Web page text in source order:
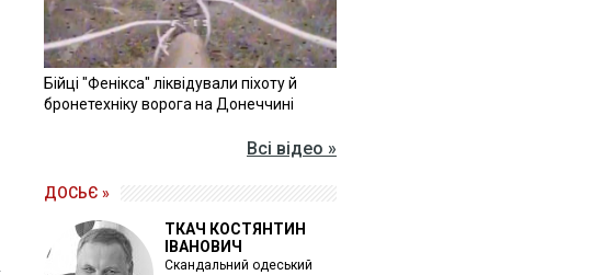
Бійці "Фенікса" ліквідували піхоту й
бронетехніку ворога на Донеччині
Всі відео »
ДОСЬЄ »
ТКАЧ КОСТЯНТИН
ІВАНОВИЧ
Скандальний одеський